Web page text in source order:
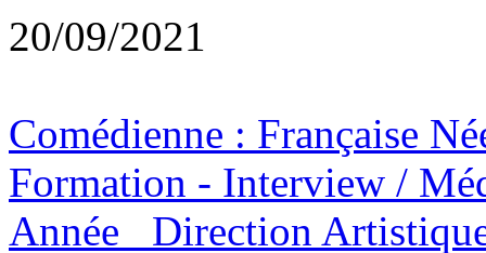
20/09/2021
Comédienne : Française
Formation - Interview /
Année Direction